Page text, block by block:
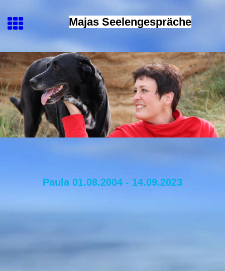
Majas Seelengespräche
Paula 01.08.2004 - 14.09.2023